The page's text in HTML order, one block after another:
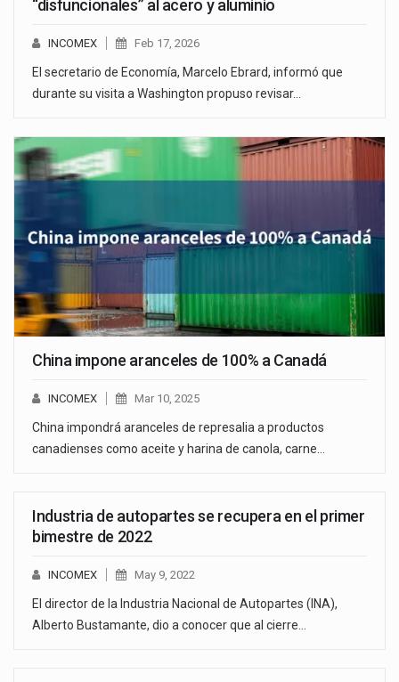
“disfuncionales” al acero y aluminio
INCOMEX Feb 17, 2026
El secretario de Economía, Marcelo Ebrard, informó que
durante su visita a Washington propuso revisar…
China impone aranceles de 100% a Canadá
INCOMEX Mar 10, 2025
China impondrá aranceles de represalia a productos
canadienses como aceite y harina de canola, carne…
Industria de autopartes se recupera en el primer
bimestre de 2022
INCOMEX May 9, 2022
El director de la Industria Nacional de Autopartes (INA),
Alberto Bustamante, dio a conocer que al cierre…